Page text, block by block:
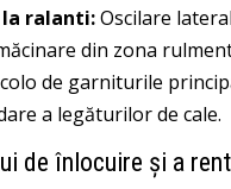
la ralanti:Oscilare
din zona
de garniturile
a legăturilor de cale.
de înlocuire și a